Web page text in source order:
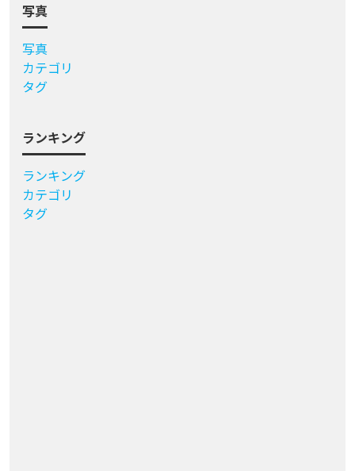
写真
写真
カテゴリ
タグ
ランキング
ランキング
カテゴリ
タグ